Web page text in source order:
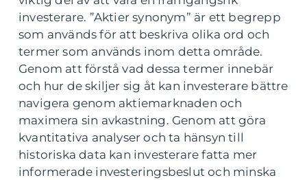
investerare. ”Aktier synonym” är ett begrepp
som används för att beskriva olika ord och
termer som används inom detta område.
Genom att förstå vad dessa termer innebär
och hur de skiljer sig åt kan investerare bättre
navigera genom aktiemarknaden och
maximera sin avkastning. Genom att göra
kvantitativa analyser och ta hänsyn till
historiska data kan investerare fatta mer
informerade investeringsbeslut och minska